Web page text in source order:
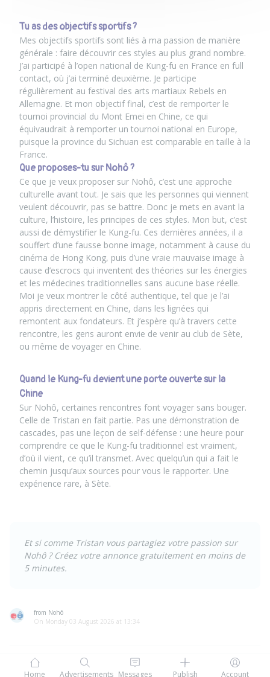
Tu as des objectifs sportifs ?
Mes objectifs sportifs sont liés à ma passion de manière
générale : faire découvrir ces styles au plus grand nombre.
J’ai participé à l’open national de Kung-fu en France en full
contact, où j’ai terminé deuxième. Je participe
régulièrement au festival des arts martiaux Rebels en
Allemagne. Et mon objectif final, c’est de remporter le
tournoi provincial du Mont Emei en Chine, ce qui
équivaudrait à remporter un tournoi national en Europe,
puisque la province du Sichuan est comparable en taille à la
France.
Que proposes-tu sur Nohô ?
Ce que je veux proposer sur Nohô, c’est une approche
culturelle avant tout. Je sais que les personnes qui viennent
veulent découvrir, pas se battre. Donc je mets en avant la
culture, l’histoire, les principes de ces styles. Mon but, c’est
aussi de démystifier le Kung-fu. Ces dernières années, il a
souffert d’une fausse bonne image, notamment à cause du
cinéma de Hong Kong, puis d’une vraie mauvaise image à
cause d’escrocs qui inventent des théories sur les énergies
et les médecines traditionnelles sans aucune base réelle.
Moi je veux montrer le côté authentique, tel que je l’ai
appris directement en Chine, dans les lignées qui
remontent aux fondateurs. Et j’espère qu’à travers cette
rencontre, les gens auront envie de venir au club de Sète,
ou même de voyager en Chine.
Quand le Kung-fu devient une porte ouverte sur la
Chine
Sur Nohô, certaines rencontres font voyager sans bouger.
Celle de Tristan en fait partie. Pas une démonstration de
cascades, pas une leçon de self-défense : une heure pour
comprendre ce que le Kung-fu traditionnel est vraiment,
d’où il vient, ce qu’il transmet. Avec quelqu’un qui a fait le
chemin jusqu’aux sources pour vous le rapporter. Une
expérience rare, à Sète.
Et si comme Tristan vous partagiez votre passion sur
Nohô ? Créez votre annonce gratuitementen moins de
5 minutes.
from Nohô
On Monday 03 August 2026 at 13:34
Home Advertisements Messages Publish Account